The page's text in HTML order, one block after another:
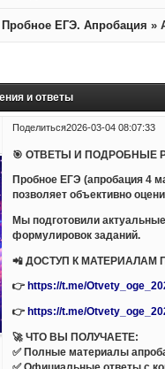
Пробное ЕГЭ. Апробация »
и ответы
Поделиться2026-03-04 08:07:33
🎯 ОТВЕТЫ И ПОДРОБНЫЕ
Пробное ЕГЭ (апробация 4
позволяет объективно
Мы подготовили
формулировок заданий.
📲 ДОСТУП К МАТЕРИАЛАМ
👉 https://t.me/
👉https://t.me/
🚀 ЧТО ВЫ ПОЛУЧАЕТЕ:
✅ Полные материалы
✅ Официальные ответы с